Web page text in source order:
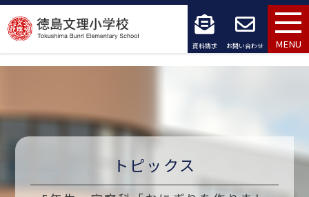
コ
ン
テ
ツ
資料請求 お問い合わせ MENU
トピックス